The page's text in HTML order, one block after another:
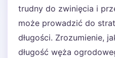
trudny do zwinięcia i
może prowadzić do
długości. Zrozumienie,
długość węża